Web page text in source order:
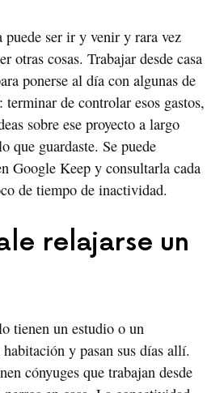
ser ir y venir y rara vez
otras cosas. Trabajar desde casa
ponerse al día con algunas de
terminar de controlar esos gastos,
sobre ese proyecto a largo
que guardaste. Se puede
Google Keep y consultarla cada
de tiempo de inactividad.
relajarse un
tienen un estudio o un
y pasan sus días allí.
cónyuges que trabajan desde